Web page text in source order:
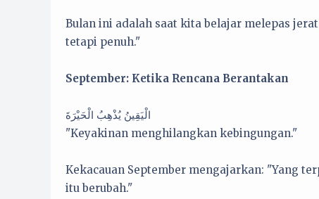
Bulan ini adalah saat kita belajar melepas
tetapi penuh."
September: Ketika Rencana Berantakan
الْيَقِينُ يُذْهِبُ الْحَيْرَةَ
"Keyakinan menghilangkan kebingungan."
Kekacauan September mengajarkan: "Yang
itu berubah."